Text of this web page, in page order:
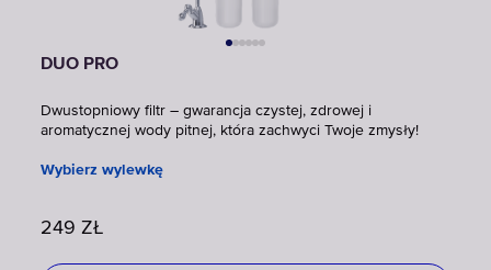
DUO PRO
Dwustopniowy filtr – gwarancja czystej, zdrowej i
aromatycznej wody pitnej, która zachwyci Twoje zmysły!
Wybierz wylewkę
249 ZŁ